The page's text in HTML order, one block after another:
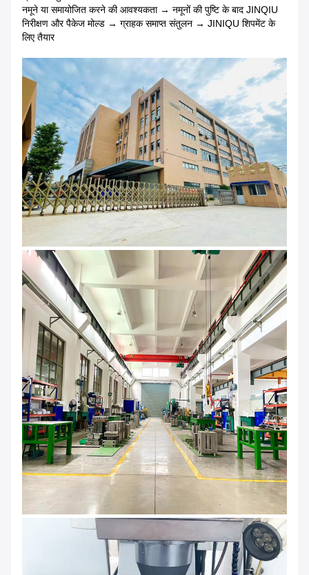
नमूने या समायोजित करने की आवश्यकता → नमूनों की पुष्टि के बाद JINQIU
निरीक्षण और पैकेज मोल्ड → ग्राहक समाप्त संतुलन → JINIQU शिपमेंट के
लिए तैयार